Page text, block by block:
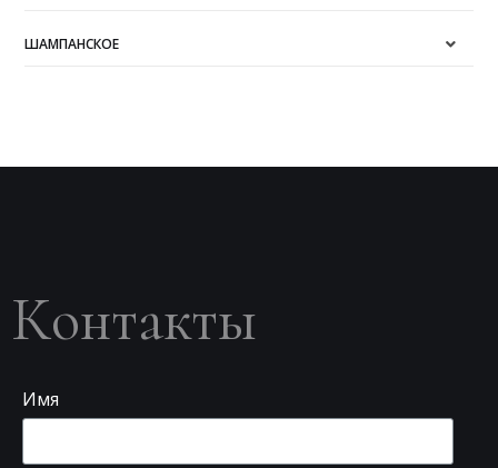
ШАМПАНСКОЕ
Контакты
Имя